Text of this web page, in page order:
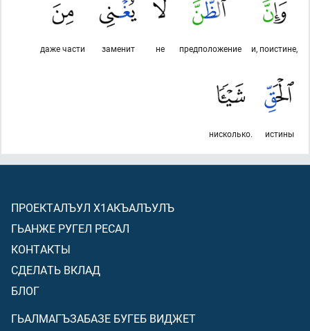
и, поистине,
предположение
не
заменит
даже части
истины
нисколько.
ПРОЕКТАЛЪУЛ Х1АКЪАЛЪУЛЪ
ГЬАНЖЕ РУГЕЛ РЕСАЛ
КОНТАКТЫ
СДЕЛАТЬ ВКЛАД
БЛОГ
ГЬАЛМАГЪЗАБАЗЕ БУГЕБ ВИДЖЕТ